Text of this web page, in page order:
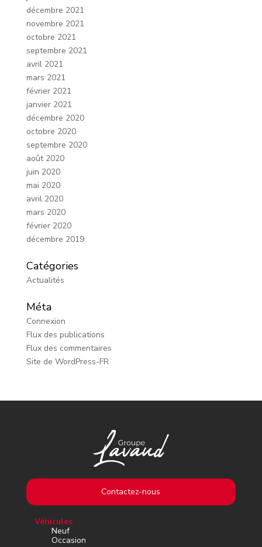
décembre 2021
novembre 2021
octobre 2021
septembre 2021
avril 2021
mars 2021
février 2021
janvier 2021
décembre 2020
octobre 2020
septembre 2020
août 2020
juin 2020
mai 2020
avril 2020
mars 2020
février 2020
décembre 2019
Catégories
Actualités
Méta
Connexion
Flux des publications
Flux des commentaires
Site de WordPress-FR
Contactez-nous
Véhicules
Neuf
Occasion